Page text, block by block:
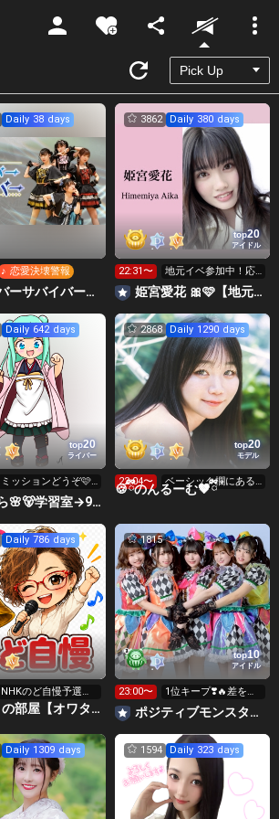
Unmute
Daily 38 days
♪ 恋愛決壊警報
‪ダイバーサバイバー【公式】
top20
アイドル
3862 Daily 380 days
22:31〜
地元イベ参加中！応
援していただけると
嬉しいです☺️
姫宮愛花 🎀🩷【地元イベ】
top20
ライバー
Daily 642 days
ミッションどうぞ🩷
キラご協力宜しくお
願いします🙇
さくら🌸🐻学習室→9日までサインイベ🩷
top20
モデル
2868 Daily 1290 days
22:04〜
ベーシック欄にある3
Gの緑ダルマ集めて
🍪ྀིのんるーむ🤎ྀི
Daily 786 days
NHKのど自慢予選出
場㊗️
🦠さゆりの部屋【オワタ丸FC会員募集中❣️】埋もれた昭和歌謡
top10
アイドル
1815
23:00〜
1位キープ❣️🔥差を広
げたい❣️
ポジティブモンスター👾絶対１位で横アリに立つ🌈✨
Daily 1309 days 1594 Daily 323 days